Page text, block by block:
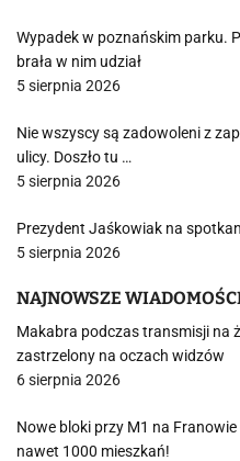
Wypadek w poznańskim parku.
brała w nim udział
5 sierpnia 2026
Nie wszyscy są zadowoleni z
ulicy. Doszło tu …
5 sierpnia 2026
Prezydent Jaśkowiak na
5 sierpnia 2026
NAJNOWSZE
Makabra podczas transmisji na
zastrzelony na oczach widzów
6 sierpnia 2026
Nowe bloki przy M1 na
nawet 1000 mieszkań!